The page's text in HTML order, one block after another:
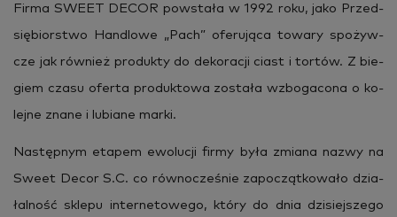
Firma SWEET DECOR po­wsta­ła w 1992 roku, jako Przed­
się­bior­stwo Han­dlo­we „Pach” ofe­ru­ją­ca to­wa­ry spo­żyw­
cze jak rów­nież pro­duk­ty do de­ko­ra­cji ciast i tor­tów. Z bie­
giem czasu ofer­ta pro­duk­to­wa zo­sta­ła wzbo­ga­co­na o ko­
lej­ne znane i lu­bia­ne marki.
Na­stęp­nym eta­pem ewo­lu­cji firmy była zmia­na nazwy na
Sweet Decor S.C. co rów­no­cze­śnie za­po­cząt­ko­wa­ło dzia­
łal­ność skle­pu in­ter­ne­to­we­go, który do dnia dzi­siej­sze­go